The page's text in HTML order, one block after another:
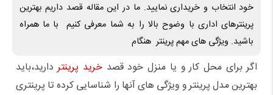
خود انتخاب و خریداری نمایید. ما در این مقاله قصد داریم بهترین
پرینترهای اداری با وضوح بالا را به شما معرفی کنیم با ما همراه
باشید. ویژگی های مهم پرینتر هنگام
اگر برای محل کار و یا منزل خود قصد خرید پرینتردارید،باید
بهترین مدل پرینتر و ویژگی های آنها را شناسایی کرده تا پرینتری